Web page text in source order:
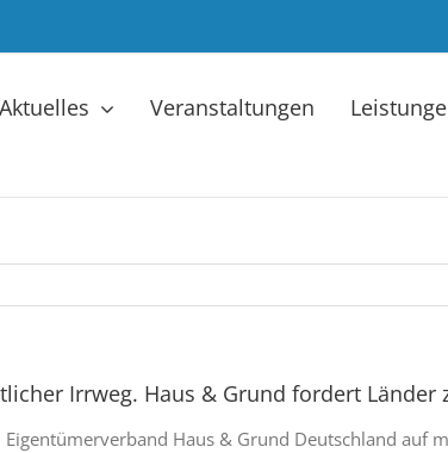
Aktuelles Veranstaltungen
Irrweg. Haus & Grund fordert Länder
Haus & Grund Deutschland auf